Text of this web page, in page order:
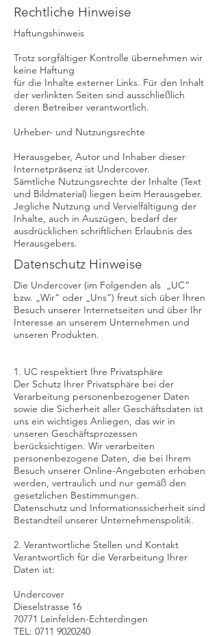
Rechtliche Hinweise
Haftungshinweis
Trotz sorgfältiger Kontrolle übernehmen wir
keine Haftung
für die Inhalte externer Links. Für den Inhalt
der verlinkten Seiten sind ausschließlich
deren Betreiber verantwortlich.
Urheber- und Nutzungsrechte
Herausgeber, Autor und Inhaber dieser
Internetpräsenz ist Undercover.
Sämtliche Nutzungsrechte der Inhalte (Text
und Bildmaterial) liegen beim Herausgeber.
Jegliche Nutzung und Vervielfältigung der
Inhalte, auch in Auszügen, bedarf der
ausdrücklichen schriftlichen Erlaubnis des
Herausgebers.
Datenschutz Hinweise
Die Undercover (im Folgenden als „UC“
bzw. „Wir“ oder „Uns“) freut sich über Ihren
Besuch unserer Internetseiten und über Ihr
Interesse an unserem Unternehmen und
unseren Produkten.
1. UC respektiert Ihre Privatsphäre
Der Schutz Ihrer Privatsphäre bei der
Verarbeitung personenbezogener Daten
sowie die Sicherheit aller Geschäftsdaten ist
uns ein wichtiges Anliegen, das wir in
unseren Geschäftsprozessen
berücksichtigen. Wir verarbeiten
personenbezogene Daten, die bei Ihrem
Besuch unserer Online-Angeboten erhoben
werden, vertraulich und nur gemäß den
gesetzlichen Bestimmungen.
Datenschutz und Informationssicherheit sind
Bestandteil unserer Unternehmenspolitik.
2. Verantwortliche Stellen und Kontakt
Verantwortlich für die Verarbeitung Ihrer
Daten ist:
Undercover
Dieselstrasse 16
70771 Leinfelden-Echterdingen
TEL: 0711 9020240